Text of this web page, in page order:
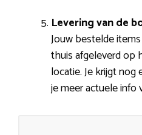
Levering van de
Jouw bestelde
thuis afgeleverd op
locatie. Je krijgt nog
je meer actuele info